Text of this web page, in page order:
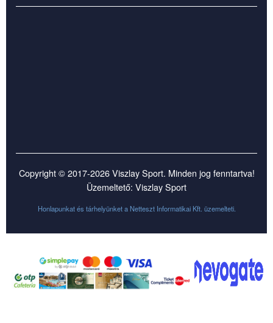
Copyright © 2017-2026 Viszlay Sport. Minden jog fenntartva!
Üzemeltető: Viszlay Sport
Honlapunkat és tárhelyünket a Netteszt Informatikai Kft. üzemelteti.